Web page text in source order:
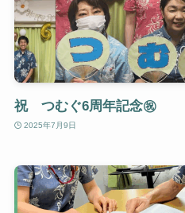
祝 つむぐ6周年記念㊗️
2025年7月9日